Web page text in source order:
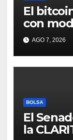
El
con
Medio
AGO 7, 2026
BOLSA
El
la